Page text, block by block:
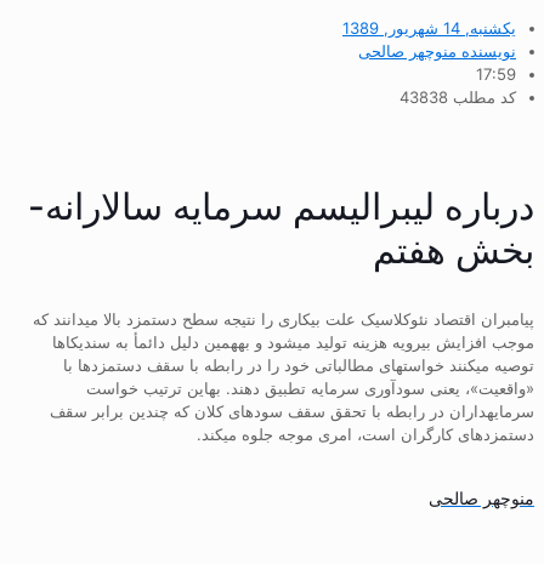
یکشنبه, 14 شهریور, 1389
نویسنده منوچهر صالحی
17:59
کد مطلب 43838
درباره لیبرالیسم سرمایه سالارانه-
بخش هفتم
پیامبران اقتصاد نئوکلاسیک علت بیکاری را نتیجه سطح دستمزد بالا میدانند که
موجب افزایش بیرویه هزینه تولید میشود و بههمین دلیل دائمأ به سندیکاها
توصیه میکنند خواستهای مطالباتی خود را در رابطه با سقف دستمزدها با
«واقعیت»، یعنی سودآوری سرمایه تطبیق دهند. بهاین ترتیب خواست
سرمایهداران در رابطه با تحقق سقف سودهای کلان که چندین برابر سقف
دستمزدهای کارگران است، امری موجه جلوه میکند.
منوچهر صالحی